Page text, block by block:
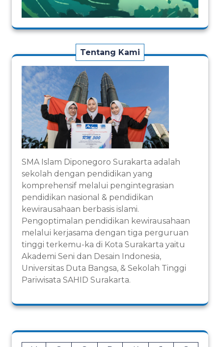
Tentang Kami
SMA Islam Diponegoro Surakarta adalah
sekolah dengan pendidikan yang
komprehensif melalui pengintegrasian
pendidikan nasional & pendidikan
kewirausahaan berbasis islami.
Pengoptimalan pendidikan kewirausahaan
melalui kerjasama dengan tiga perguruan
tinggi terkemu-ka di Kota Surakarta yaitu
Akademi Seni dan Desain Indonesia,
Universitas Duta Bangsa, & Sekolah Tinggi
Pariwisata SAHID Surakarta.